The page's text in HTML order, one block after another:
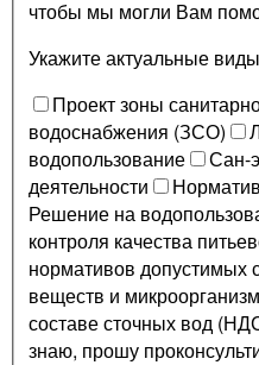
чтобы мы могли Вам
Укажите актуальные
Проект зоны
водоснабжения (ЗСО)
водопользование
Сан-
деятельности
Решение на
контроля качества
нормативов допустимых
веществ и
составе сточных вод
знаю, прошу